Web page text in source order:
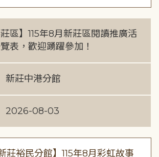
莊區】115年8月新莊區閱讀推廣活
表，歡迎踴躍參加！
新莊中港分館
2026-08-03
新莊裕民分館】115年8月彩虹故事